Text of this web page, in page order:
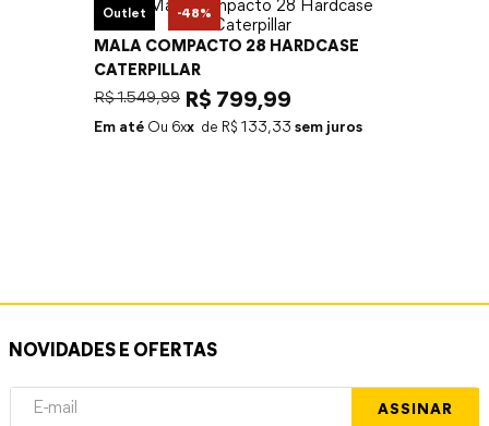
Outlet -48%
MALA COMPACTO 28 HARDCASE
CATERPILLAR
R$ 1.549,99 R$ 799,99
Em até 6 x R$ 133,33 sem juros
NOVIDADES E OFERTAS
ASSINAR